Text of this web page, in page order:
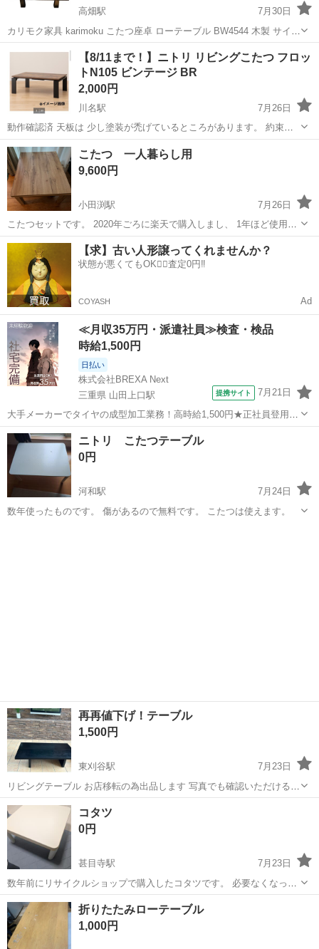
高畑駅
7月30日
カリモク家具 karimoku こたつ座卓 ローテーブル BW4544 木製 サイズ
（素人採寸） 80×135×33㎝ 中古品のため、 表面や側面など傷や汚れ
があります。 状態はお写真にてご確認下さい。
愛知 名古屋市 高畑駅 テーブル
【8/11まで！】ニトリ リビングこたつ フロッ
トN105 ビンテージ BR
2,000円
川名駅
7月26日
動作確認済 天板は 少し塗装が禿げているところがあります。 約束の
日時にアパートの外に 置いておくので 取りに来ていただける方 よろ
しくお願いします。 ローテーブル インダストリアル ニトリ
愛知 名古屋市 テーブル
こたつ 一人暮らし用
9,600円
小田渕駅
7月26日
こたつセットです。 2020年ごろに楽天で購入しまし、 1年ほど使用し
引っ越しのためあまり使っていませんでした。 目立った汚れなどはあ
りませんが、 素人検品、自宅保管の中古品である事をご理解頂ける方
のみよろしくお願い致します。
愛知 豊川市 小田渕駅 テーブル
【求】古い人形譲ってくれませんか？
状態が悪くてもOK🙆‍♀️査定0円‼️
COYASH Ad
≪月収35万円・派遣社員≫検査・検品
時給1,500円
日払い
株式会社BREXA Next
三重県 山田上口駅
提携サイト 7月21日
大手メーカーでタイヤの成型加工業務！高時給1,500円★正社員登用制
度あり！ワンルーム寮完備！マイカー通勤OK！無料駐車場あり！《三
重県伊勢市》 人気の工場のお仕事 ◇タイヤの製造◇ トラック・バ
ス・RV車用を中心とした...
三重 伊勢市 山田上口駅 その他
ニトリ こたつテーブル
0円
河和駅
7月24日
数年使ったものです。 傷があるので無料です。 こたつは使えます。
再再値下げ！テーブル
1,500円
東刈谷駅
7月23日
リビングテーブル お店移転の為出品します 写真でも確認いただけると
思いますが、角に少し傷があります 150センチ×70センチ 高さ37セン
チ ※中古品との事をご理解の上でのご購入お願いします ※ノークレー
ムノーリタ...
愛知 刈谷市 東刈谷駅
コタツ
0円
甚目寺駅
7月23日
数年前にリサイクルショップで購入したコタツです。 必要なくなった
ので、出品させて頂きます。 寸法は縦横75cm、高さ35cmです。 問題
なく電源は点き、温度調整も可能です。 写真2枚目は天板に割れ、写
真4枚目はコードがはみ出...
愛知 海部郡 甚目寺駅
折りたたみローテーブル
1,000円